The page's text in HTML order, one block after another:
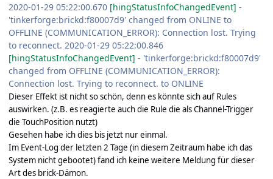
2020-01-29 05:22:00.670 [hingStatusInfoChangedEvent] -
'tinkerforge:brickd:f80007d9' changed from ONLINE to
OFFLINE (COMMUNICATION_ERROR): Connection lost. Trying
to reconnect. 2020-01-29 05:22:00.846
[hingStatusInfoChangedEvent] - 'tinkerforge:brickd:f80007d9'
changed from OFFLINE (COMMUNICATION_ERROR):
Connection lost. Trying to reconnect. to ONLINE
Dieser Effekt ist nicht so schön, denn es könnte sich auf Rules
auswirken. (z.B. es reagierte auch die Rule die als Channel-Trigger
die TouchPosition nutzt)
Gesehen habe ich dies bis jetzt nur einmal.
Im Event-Log der letzten 2 Tage (in diesem Zeitraum habe ich das
System nicht gebootet) fand ich keine weitere Meldung fürdieser
Artdes brick-Dämon.